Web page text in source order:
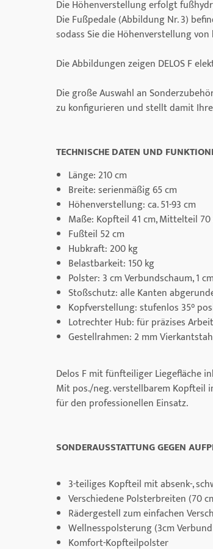
Die Höhenverstellung erfolgt
Die Fußpedale (Abbildung Nr. 3)
sodass Sie die Höhenverstellung
Die Abbildungen zeigen DELOS F
Die große Auswahl an
zu konfigurieren und stellt damit
TECHNISCHE DATEN UND
Länge: 210 cm
Breite: serienmäßig 65 cm
Höhenverstellung: ca. 51-93 cm
Maße: Kopfteil 41 cm, Mittelteil 70
Fußteil 52 cm
Hubkraft: 200 kg
Belastbarkeit: 150 kg
Polster: 3 cm Verbundschaum, 1
Stoßschutz: alle Kanten
Kopfverstellung: stufenlos 35°
Lotrechter Hub: für präzises
Gestellrahmen: 2 mm
Delos F mit fünfteiliger Liegefläche
Mit pos./neg. verstellbarem Kopfteil
für den professionellen Einsatz.
SONDERAUSSTATTUNG GEGEN
3-teiliges Kopfteil mit absenk-,
Verschiedene Polsterbreiten (70
Rädergestell zum einfachen
Wellnesspolsterung (3cm
Komfort-Kopfteilpolster